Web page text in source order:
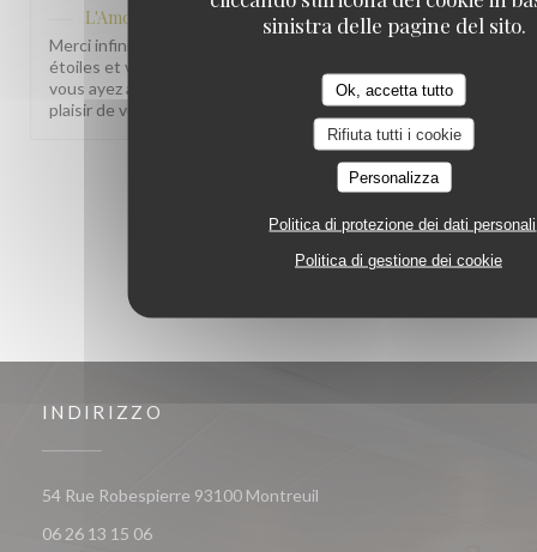
sinistra delle pagine del sito.
Ok, accetta tutto
Rifiuta tutti i cookie
Personalizza
Politica di protezione dei dati personali
Politica di gestione dei cookie
L'Amourette
ha risposto a questa recensione
Merci infiniment Laurent MOLITOR pour votre note de 5
étoiles et votre recommandation ! Nous sommes ravis que
vous ayez apprécié nos produits frais et leur qualité. Au
plaisir de vous revoir bientôt !
INDIRIZZO
54 Rue Robespierre 93100 Montreuil
06 26 13 15 06